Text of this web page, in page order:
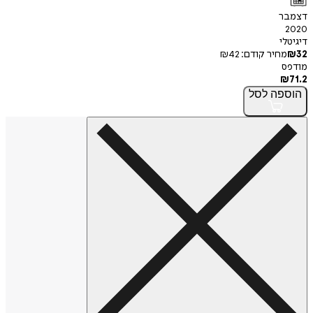
דצמבר
2020
דיגיטלי
₪32 מחיר קודם: ₪42
מודפס
₪71.2
הוספה לסל